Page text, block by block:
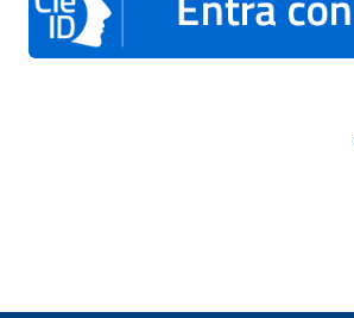
PROFESSIONE